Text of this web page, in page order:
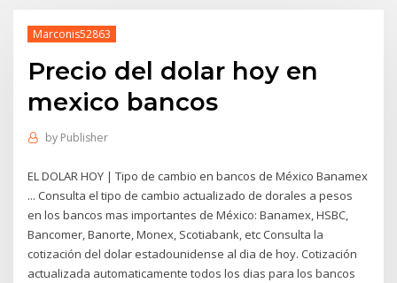
Marconis52863
Precio del dolar hoy en
mexico bancos
by Publisher
EL DOLAR HOY | Tipo de cambio en bancos de México Banamex
... Consulta el tipo de cambio actualizado de dorales a pesos
en los bancos mas importantes de México: Banamex, HSBC,
Bancomer, Banorte, Monex, Scotiabank, etc Consulta la
cotización del dolar estadounidense al dia de hoy. Cotización
actualizada automaticamente todos los dias para los bancos